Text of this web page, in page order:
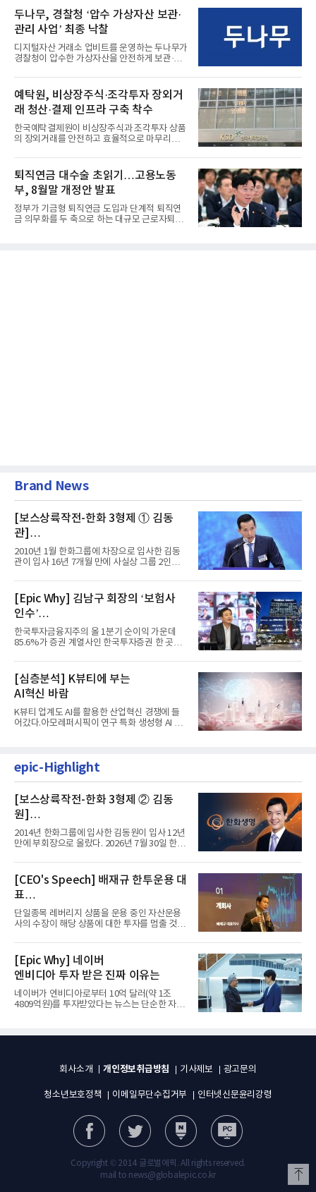
두나무, 경찰청 ‘압수 가상자산 보관·
관리 사업’ 최종 낙찰
디지털자산 거래소 업비트를 운영하는 두나무가
경찰청이 압수한 가상자산을 안전하게 보관·관
예탁원, 비상장주식·조각투자 장외거
래 청산·결제 인프라 구축 착수
한국예탁결제원이 비상장주식과 조각투자 상품
의 장외거래를 안전하고 효율적으로 마무리하기
퇴직연금 대수술 초읽기…고용노동
부, 8월말 개정안 발표
정부가 기금형 퇴직연금 도입과 단계적 퇴직연
금 의무화를 두 축으로 하는 대규모 근로자퇴직
Brand News
[보스상륙작전-한화 3형제 ① 김동
관]
입사 16년 만에 수석부회장 … 경영승
계 ‘초읽기’
2010년 1월 한화그룹에 차장으로 입사한 김동
관이 입사 16년 7개월 만에 사실상 그룹 2인자
[Epic Why] 김남구 회장의 ‘보험사
인수’
발걸음이 신중해진 배경은?
한국투자금융지주의 올 1분기 순이익 가운데
85.6%가 증권 계열사인 한국투자증권 한 곳에
[심층분석] K뷰티에 부는
AI혁신 바람
K뷰티 업계도 AI를 활용한 산업혁신 경쟁에 들
어갔다.아모레퍼시픽이 연구 특화 생성형 AI 플
epic-Highlight
[보스상륙작전-한화 3형제 ② 김동
원]
입사 12년 만에 금융계열 수장 등극
2014년 한화그룹에 입사한 김동원이 입사 12년
만에 부회장으로 올랐다. 2026년 7월 30일 한화
[CEO's Speech] 배재규 한투운용 대
표
“개별종목 레버리지 투자 지금이라도
멈춰라”
단일종목 레버리지 상품을 운용 중인 자산운용
사의 수장이 해당 상품에 대한 투자를 멈출 것을
[Epic Why] 네이버
엔비디아 투자 받은 진짜 이유는
네이버가 엔비디아로부터 10억 달러(약 1조
4809억원)를 투자받았다는 뉴스는 단순한 자금
회사소개 개인정보취급방침 기사제보 광고문의
청소년보호정책 이메일무단수집거부 인터넷신문윤리강령
Copyright © 2014 글로벌에픽. All rights reserved.
mail to news@globalepic.co.kr